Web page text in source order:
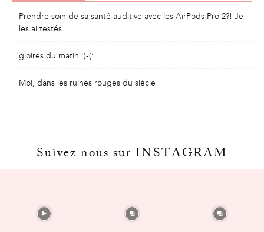
Prendre soin de sa santé auditive avec les AirPods Pro 2?! Je
les ai testés…
gloires du matin :)-(:
Moi, dans les ruines rouges du siècle
Suivez nous sur INSTAGRAM